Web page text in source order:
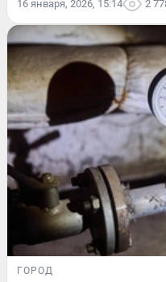
16 января, 2026, 15:14 2
ГОРОД